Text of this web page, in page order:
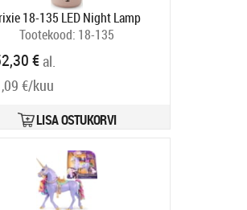
18-135 LED Night Lamp
Tootekood: 18-135
€al.
€/kuu
LISA OSTUKORVI